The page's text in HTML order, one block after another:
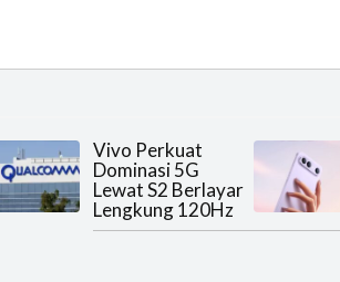
Vivo Perkuat
Dominasi 5G
Lewat S2 Berlayar
Lengkung 120Hz